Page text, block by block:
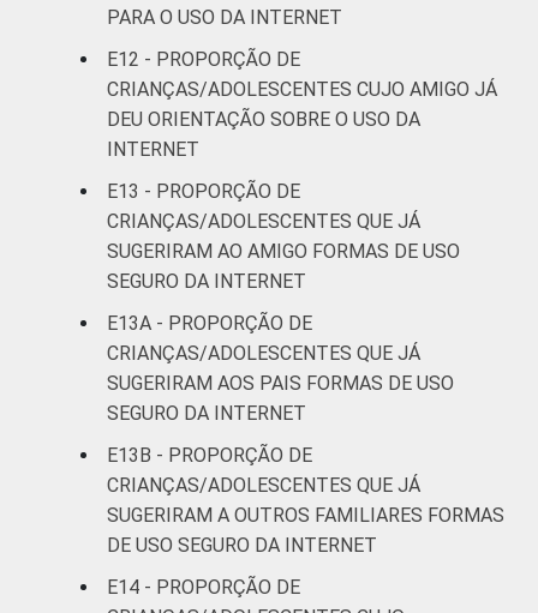
PARA O USO DA INTERNET
E12 - PROPORÇÃO DE
CRIANÇAS/ADOLESCENTES CUJO AMIGO JÁ
DEU ORIENTAÇÃO SOBRE O USO DA
INTERNET
E13 - PROPORÇÃO DE
CRIANÇAS/ADOLESCENTES QUE JÁ
SUGERIRAM AO AMIGO FORMAS DE USO
SEGURO DA INTERNET
E13A - PROPORÇÃO DE
CRIANÇAS/ADOLESCENTES QUE JÁ
SUGERIRAM AOS PAIS FORMAS DE USO
SEGURO DA INTERNET
E13B - PROPORÇÃO DE
CRIANÇAS/ADOLESCENTES QUE JÁ
SUGERIRAM A OUTROS FAMILIARES FORMAS
DE USO SEGURO DA INTERNET
E14 - PROPORÇÃO DE